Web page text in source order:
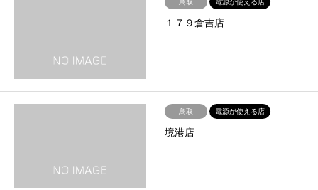
１７９倉吉店
鳥取 電源が使える店
境港店